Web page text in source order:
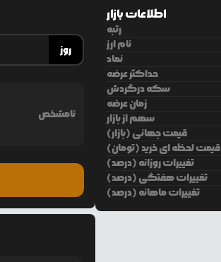
روز
نامشخص
اطلاعات بازار
رتبه
نام ارز
نماد
حداکثر عرضه
سکه درگردش
زمان عرضه
سهم از بازار
قیمت جهانی (بازار)
قیمت لحظه ای خرید (تومان)
تغییرات روزانه (درصد)
تغییرات هفتگی (درصد)
تغییرات ماهانه (درصد)